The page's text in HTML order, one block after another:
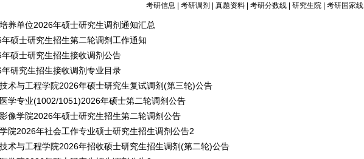
考研信息 考研调剂 真题资料 考研分数线 研究生院 考研国家线
养单位2026年硕士研究生调剂通知汇总
硕士研究生招生第二轮调剂工作通知
硕士研究生招生接收调剂公告
研究生招生接收调剂专业目录
术与工程学院2026年硕士研究生复试调剂(第三轮)公告
学专业(1002/1051)2026年硕士第二轮调剂公告
像学院2026年硕士研究生招生第二轮调剂公告
院2026年社会工作专业硕士研究生招生调剂公告2
术与工程学院2026年招收硕士研究生招生调剂(第二轮)公告